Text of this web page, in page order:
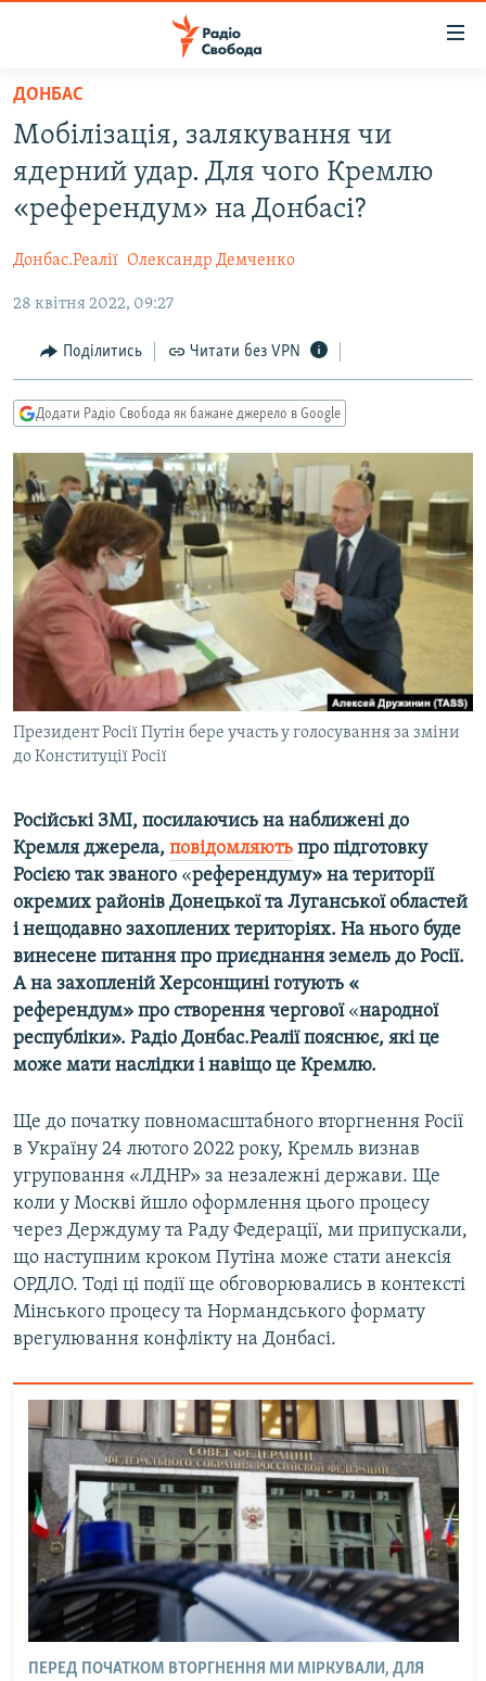
Перейти
основного
матеріалу
Перейти
до
основної
Перейти
пошуку
РАДІО СВОБОДА – 70 РОКІВ
СТАТТІ
СУСПІЛЬСТВО
КУЛЬТУРА
УКРАЇНА
РОСІЙСЬКА «ФІЛЬТРАЦІЯ»
ДОНБАС.РЕАЛІЇ
КРИМ.РЕАЛІЇ
СХЕМИ
КИТАЙ.ВИКЛИКИ
МУЛЬТИМЕДІА
ФОТО
СПЕЦПРОЄКТИ
ПОДКАСТИ
КРИМ РЕАЛІЇ
РУС
УКР
ДОЛУЧАЙСЯ!
Усі сайти RFE/RL
ДОНБАС
Мобілізація, залякування чи
ядерний удар. Для чого Кремлю
«референдум» на Донбасі?
Донбас.Реалії Олександр Демченко
28 квітня 2022, 09:27
Поділитись Читати без VPN
Додати Радіо Свобода як бажане джерело в Google
Президент Росії Путін бере участь у голосування за зміни
до Конституції Росії
Російські ЗМІ, посилаючись на наближені до
Кремля джерела, повідомляють про підготовку
Росією так званого «референдуму»​ на території
окремих районів Донецької та Луганської областей
і нещодавно захоплених територіях. На нього ​ буде
винесене питання про приєднання земель до Росії.
А на захопленій Херсонщині готують «
референдум»​ про створення чергової «народної
республіки»​. Радіо Донбас.Реалії пояснює, які це
може мати наслідки і навіщо це Кремлю.
Ще до початку повномасштабного вторгнення Росії
в Україну 24 лютого 2022 року, Кремль визнав
угруповання «ЛДНР» за незалежні держави. Ще
коли у Москві йшло оформлення цього процесу
через Держдуму та Раду Федерації, ми припускали,
що наступним кроком Путіна може стати анексія
ОРДЛО. Тоді ці події ще обговорювались в контексті
Мінського процесу та Нормандського формату
врегулювання конфлікту на Донбасі.
ПЕРЕД ПОЧАТКОМ ВТОРГНЕННЯ МИ МІРКУВАЛИ, ДЛЯ